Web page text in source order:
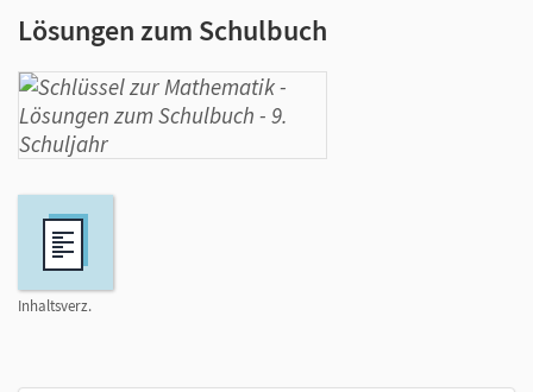
Inhaltsverz.
Lösungen zum Schulbuch